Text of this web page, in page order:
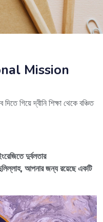
Mission
গিয়ে দ্বীনি শিক্ষা থেকে বঞ্চিত
দুর্বলতার
আপনার জন্য রয়েছে একটি